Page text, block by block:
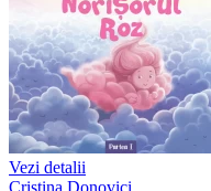
Vezi detalii
Cristina Donovici